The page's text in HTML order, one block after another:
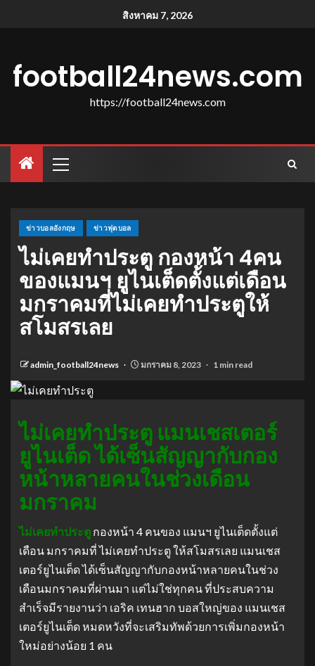
สิงหาคม 7, 2026
football24news.com
https://football24news.com
ข่าวบอลอังกฤษ ข่าวฟุตบอล
ไม่เคยทําประตู กองหน้า 4คน
ของแมนฯ ยูไนเต็ดตั้งแต่เดือน
มกราคมที่ไม่เคยทําประตูให้
สโมสรเลย
admin_football24news มกราคม 8, 2023 1 min read
ไม่เคยทําประตู แมนเชสเตอร์
ยูไนเต็ด ได้เซ็นสัญญากับกอง
หน้าหลายคนในช่วงเดือน
มกราคม
ไม่เคยทําประตู กองหน้า 4 คนของ แมนฯ ยูไนเต็ดตั้งแต่
เดือน มกราคมที่ ไม่เคยทําประตู ให้สโมสรเลย แมนเชส
เตอร์ยูไนเต็ด ได้เซ็นสัญญากับกองหน้าหลายคนในช่วง
เดือนมกราคมที่ผ่านมา แต่ไม่ใช่ทุกคน ที่ประสบความ
สําเร็จมีรายงานว่า เอริค เทนฮาก บอสใหญ่ของ แมนเชส
เตอร์ยูไนเต็ด หมดหวังที่จะเสริมทัพด้วยการเพิ่มกองหน้า
ใหม่อย่างน้อย 1 คน